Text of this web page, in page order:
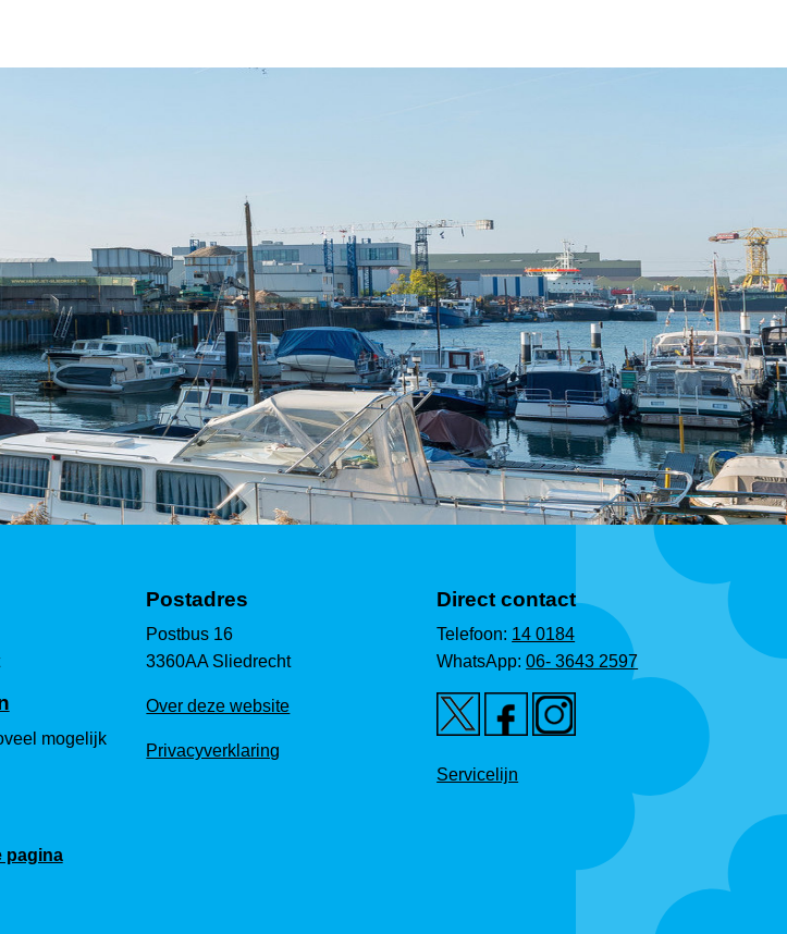
mogelijk
pagina
Postadres
Postbus 16
3360AA Sliedrecht
Over deze website
Privacyverklaring
Direct contact
Telefoon: 14 0184
WhatsApp:06- 3643 2597
Servicelijn